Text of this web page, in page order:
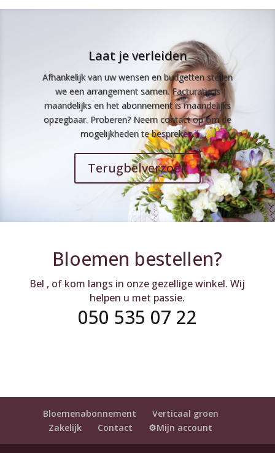
Laat je verleiden
Afhankelijk van uw wensen en budgetten stellen
we een arrangement samen. Facturatie is
maandelijks en het abonnement is maandelijks
opzegbaar. Proberen? Neem contact op om de
mogelijkheden te bespreken.
Terugbelverzoek
Bloemen bestellen?
Bel , of kom langs in onze gezellige winkel. Wij
helpen u met passie.
050 535 07 22
Bloemenabonnement
Verticaal groen
Zakelijk
Contact ⚙️Mijn account